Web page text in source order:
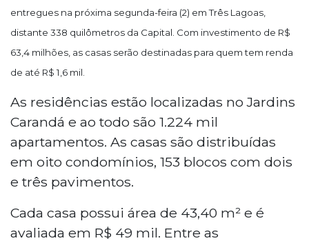
entregues na próxima segunda-feira (2) em Três Lagoas,
distante 338 quilômetros da Capital. Com investimento de R$
63,4 milhões, as casas serão destinadas para quem tem renda
de até R$ 1,6 mil.
As residências estão localizadas no Jardins
Carandá e ao todo são 1.224 mil
apartamentos. As casas são distribuídas
em oito condomínios, 153 blocos com dois
e três pavimentos.
Cada casa possui área de 43,40 m² e é
avaliada em R$ 49 mil. Entre as